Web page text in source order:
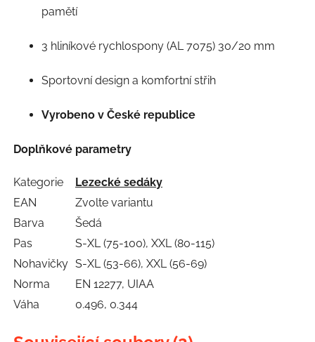
pamětí
3 hliníkové rychlospony (AL 7075) 30/20 mm
Sportovní design a komfortní střih
Vyrobeno v České republice
Doplňkové parametry
Kategorie
Lezecké sedáky
EAN
Zvolte variantu
Barva
Šedá
Pas
S-XL (75-100), XXL (80-115)
Nohavičky S-XL (53-66), XXL (56-69)
Norma
EN 12277, UIAA
Váha
0.496, 0.344